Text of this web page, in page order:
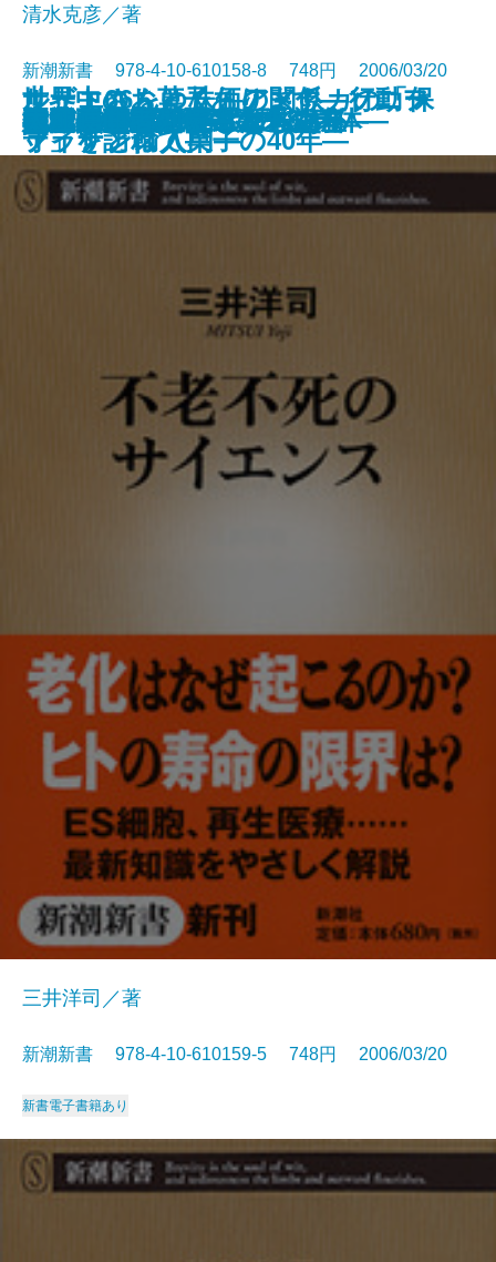
御社の営業がダメな理由
世界中のお菓子あります―ソニー
プラザと輸入菓子の40年―
数学を愛した作家たち
はり100本―鍼灸で甦る身体―
本気で言いたいことがある
ひらめき脳
池波正太郎劇場
日本共産党
ルート66をゆく―アメリカの「保
守」を訪ねて―
ラジオ記者、走る
清水克彦／著
新潮新書 978-4-10-610158-8 748円 2006/03/20
新書電子書籍あり
不老不死のサイエンス
三井洋司／著
新潮新書 978-4-10-610159-5 748円 2006/03/20
新書電子書籍あり
大阪弁「ほんまもん」講座
キヤノンとカネボウ
サザエさんと株価の関係―行動フ
ァイナンス入門―
昭和の墓碑銘
大江戸曲者列伝―幕末の巻―
超バカの壁
電波利権
宅配便130年戦争
大江戸曲者列伝―太平の巻―